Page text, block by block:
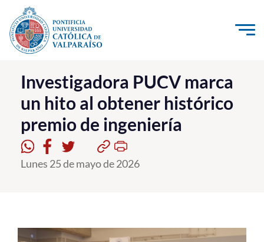
Click acá para ir directamente al contenido
La Universidad
Investigación, Creación e Innovación
PUCV Internacional
Vinculación con el Medio
Postgrado
Investigadora PUCV marca
un hito al obtener histórico
premio de ingeniería
Lunes 25 de mayo de 2026